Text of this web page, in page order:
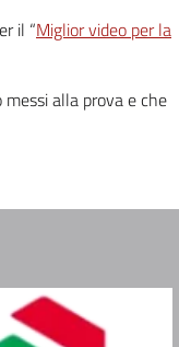
il “Miglior video per la
messi alla prova e che